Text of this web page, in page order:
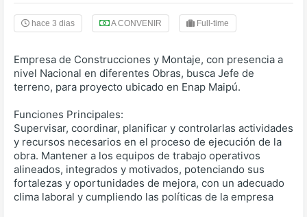
hace 3 dias A CONVENIR Full-time
Empresa de Construcciones y Montaje, con presencia a
nivel Nacional en diferentes Obras, busca Jefe de
terreno, para proyecto ubicado en Enap Maipú.
Funciones Principales:
Supervisar, coordinar, planificar y controlarlas actividades
y recursos necesarios en el proceso de ejecución de la
obra. Mantener a los equipos de trabajo operativos
alineados, integrados y motivados, potenciando sus
fortalezas y oportunidades de mejora, con un adecuado
clima laboral y cumpliendo las políticas de la empresa